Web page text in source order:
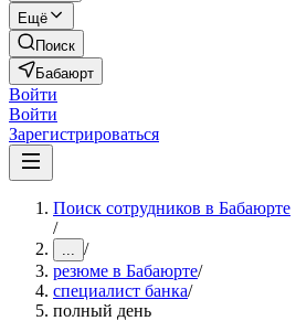
Ещё
Поиск
Бабаюрт
Войти
Войти
Зарегистрироваться
Поиск сотрудников в Бабаюрте
/
... /
резюме в Бабаюрте/
специалист банка/
полный день